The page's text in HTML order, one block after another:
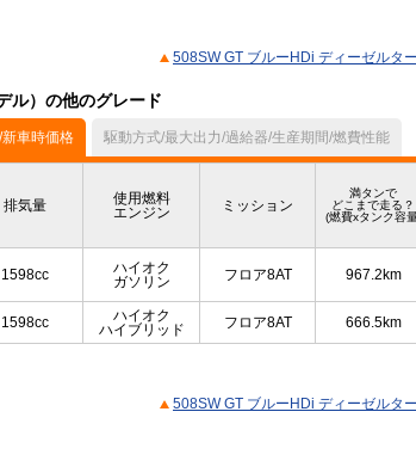
508SW GT ブルーHDi ディーゼルタ
ル）の他のグレード
車時価格 駆動方式/最大出力/過給器/生産期間/燃費性能
排気量
使用燃料
エンジン
ミッション
満タンで
どこまで走る？
(燃費xタンク容
1598cc
ハイオク
ガソリン
フロア8AT 967.2km
1598cc
ハイオク
ハイブリッド
フロア8AT 666.5km
508SW GT ブルーHDi ディーゼルタ